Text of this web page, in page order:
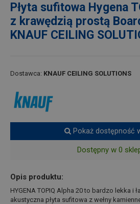
Płyta sufitowa Hygena
z krawędzią prostą
KNAUF CEILING
Dostawca: KNAUF CEILING SOLUTIONS
Pokaż dostępność
Dostępny w 0
Opis produktu:
HYGENA TOPIQ Alpha 20 to bardzo lekka i
akustyczna płyta sufitowa z wełny